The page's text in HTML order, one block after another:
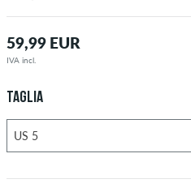
59,99 EUR
IVA incl.
TAGLIA